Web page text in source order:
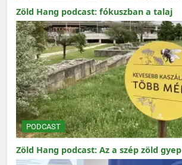
Zöld Hang podcast: fókuszban a talaj
PODCAST
Zöld Hang podcast: Az a szép zöld gyep